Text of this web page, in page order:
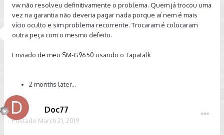
vw não resolveu definitivamente o problema. Quem já trocou uma
vez na garantia não deveria pagar nada porque aí nem é mais
vício oculto e sim problema recorrente. Trocaram é colocaram
outra peça com o mesmo defeito.
Enviado de meu SM-G9650 usando o Tapatalk
2 months later...
Doc77
Postado March 21, 2019